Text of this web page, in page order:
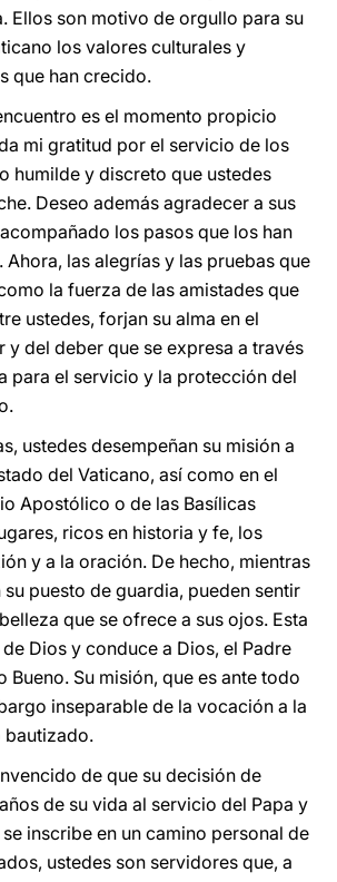
Ellos son motivo de orgullo para su
los valores culturales y
que han crecido.
es el momento propicio
mi gratitud por el servicio de los
humilde y discreto que ustedes
Deseo además agradecer a sus
los pasos que los han
Ahora, las alegrías y las pruebas que
la fuerza de las amistades que
ustedes, forjan su alma en el
y del deber que se expresa a través
para el servicio y la protección del
ustedes desempeñan su misión a
del Vaticano, así como en el
Apostólico o de las Basílicas
ricos en historia y fe, los
y a la oración. De hecho, mientras
su puesto de guardia, pueden sentir
que se ofrece a sus ojos. Esta
Dios y conduce a Dios, el Padre
Bueno. Su misión, que es ante todo
inseparable de la vocación a la
bautizado.
de que su decisión de
de su vida al servicio del Papa y
inscribe en un camino personal de
ustedes son servidores que, a